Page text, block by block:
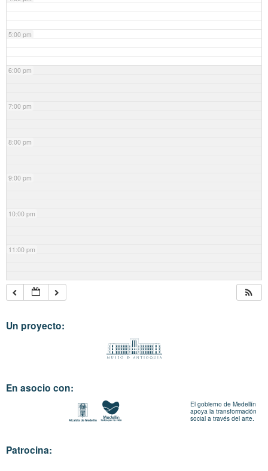
5:00 pm
6:00 pm
7:00 pm
8:00 pm
9:00 pm
10:00 pm
11:00 pm
Un proyecto:
En asocio con:
El gobierno de Medellín
apoya la transformación
social a través del arte.
Patrocina: